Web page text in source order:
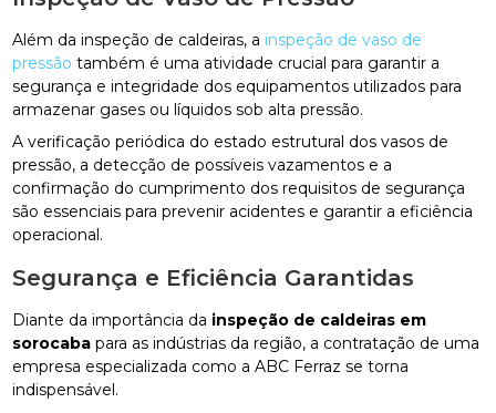
Além da inspeção de caldeiras, a inspeção de vaso de
pressão também é uma atividade crucial para garantir a
segurança e integridade dos equipamentos utilizados para
armazenar gases ou líquidos sob alta pressão.
A verificação periódica do estado estrutural dos vasos de
pressão, a detecção de possíveis vazamentos e a
confirmação do cumprimento dos requisitos de segurança
são essenciais para prevenir acidentes e garantir a eficiência
operacional.
Segurança e Eficiência Garantidas
Diante da importância da inspeção de caldeiras em
sorocaba para as indústrias da região, a contratação de uma
empresa especializada como a ABC Ferraz se torna
indispensável.